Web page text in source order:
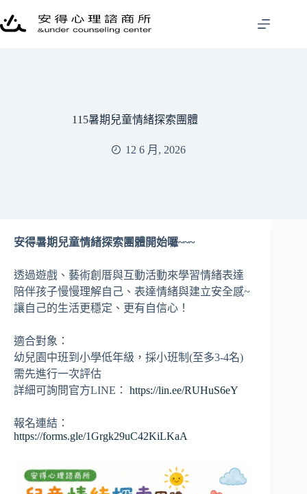
至
115暑期兒童情緒探索團體
12 6 月, 2026
安得暑期兒童情緒探索團體開始囉~~~
透過遊戲、藝術創厝與互動活動來學習情緒表達
陪伴孩子慢慢理解自己、表達情緒與建立安全感~
讓自己的生活更穩定、更有自信心！
適合對象：
幼兒園中班到小學低年級，採小班制(至多3-4名)
需先進行一次評估
詳細可詢問官方LINE： https://lin.ee/RUHuS6eY
報名連結：
https://forms.gle/1Grgk29uC42KiLKaA